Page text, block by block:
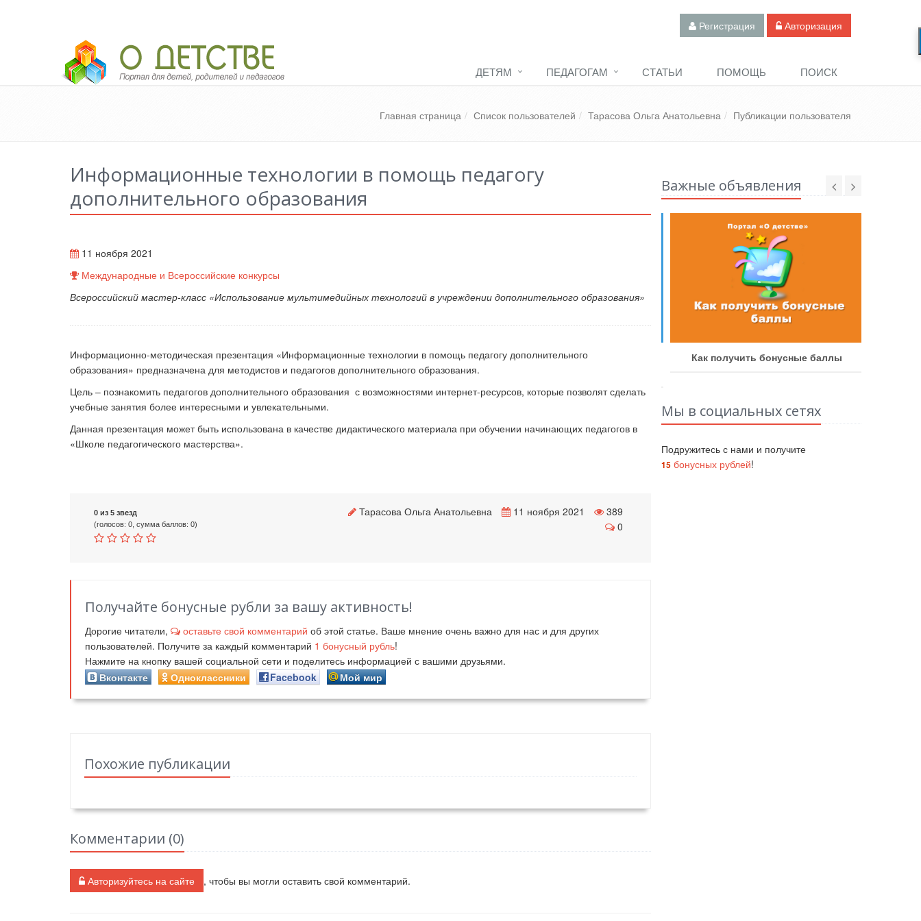
Регистрация Авторизация
Педагогический портал «О детстве»
ДЕТЯМ
ПЕДАГОГАМ СТАТЬИ ПОМОЩЬ ПОИСК
Главная страница Список пользователей Тарасова Ольга Анатольевна Публикации пользователя
Информационные технологии в помощь педагогу
дополнительного образования
11 ноября 2021
Международные и Всероссийские конкурсы
Всероссийский мастер-класс «Использование мультимедийных технологий в учреждении дополнительного образования»
Информационно-методическая презентация «Информационные технологии в помощь педагогу дополнительного
образования» предназначена для методистов и педагогов дополнительного образования.
Цель – познакомить педагогов дополнительного образования с возможностями интернет-ресурсов, которые позволят сделать
учебные занятия более интересными и увлекательными.
Данная презентация может быть использована в качестве дидактического материала при обучении начинающих педагогов в
«Школе педагогического мастерства».
0 из 5 звезд
(голосов: 0, сумма баллов: 0)
Тарасова Ольга Анатольевна 11 ноября 2021
389
0
Получайте бонусные рубли за вашу активность!
Дорогие читатели, оставьте свой комментарий об этой статье. Ваше мнение очень важно для нас и для других
пользователей. Получите за каждый комментарий 1 бонусный рубль!
Нажмите на кнопку вашей социальной сети и поделитесь информацией с вашими друзьями.
Вконтакте
Одноклассники Facebook Мой мир
Похожие публикации
Комментарии (0)
Авторизуйтесь на сайте , чтобы вы могли оставить свой комментарий.
Важные объявления
Как стать экспертом наших
конкурсов
Как правильно оформить работу
Как получить бонусные баллы
Мы в социальных сетях
Подружитесь с нами и получите
15бонусных рублей!